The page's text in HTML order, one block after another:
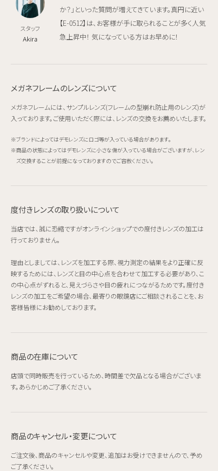
スタッフ
Akira
か？」といった質問が増えてきています。真円に近い
【E-0512】は、お客様が手に取られることが多く人気
急上昇中！ 気になっている方はお早めに！
メガネフレームのレンズについて
メガネフレームには、サンプルレンズ(フレームの型崩れ防止用のレンズ)が
入っております。ご使用いただく際には、レンズの交換をお薦めいたします。
ブランドによってはデモレンズにロゴ等が入っている場合があります。
商品の状態によってはデモレンズに小さな傷が入っている場合がございますが、レン
ズ交換することが前提になっておりますのでご容赦ください。
度付きレンズの取り扱いについて
当店では、誠に恐縮ですがオンラインショップでの度付きレンズの加工は
行っておりません。
理由としましては、レンズを加工する際、視力測定の結果をより正確に反
映するためには、レンズと目の中心点を合わせて加工する必要があり、こ
の中心点がずれると、見えづらさや目の疲れにつながるためです。度付き
レンズの加工をご希望の場合、最寄りの眼鏡店にご相談されることを、お
客様皆様にお勧めしております。
商品の在庫について
店頭で同時販売を行っているため、時間差で欠品となる場合がございま
す。あらかじめご了承ください。
商品のキャンセル・変更について
ご注文後、商品のキャンセルや変更、追加はお受けできませんので、予め
ご了承ください。